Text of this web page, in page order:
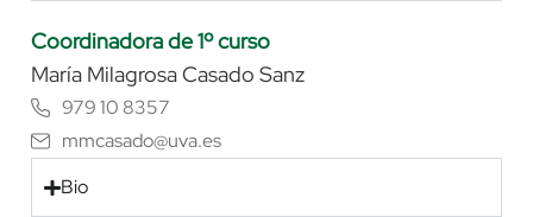
Coordinadora de 1º curso
María Milagrosa Casado Sanz
979 10 8357
mmcasado@uva.es
Bio